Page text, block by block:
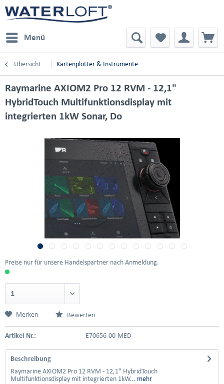
Menü
Übersicht Kartenplotter & Instrumente
Raymarine AXIOM2 Pro 12 RVM - 12,1"
HybridTouch Multifunktionsdisplay mit
integrierten 1kW Sonar, Do
Preise nur für unsere Handelspartner nach Anmeldung.
Merken Bewerten
Artikel-Nr.: E70656-00-MED
Beschreibung
Raymarine AXIOM2 Pro 12 RVM - 12,1" HybridTouch
Multifunktionsdisplay mit integrierten 1kW... mehr